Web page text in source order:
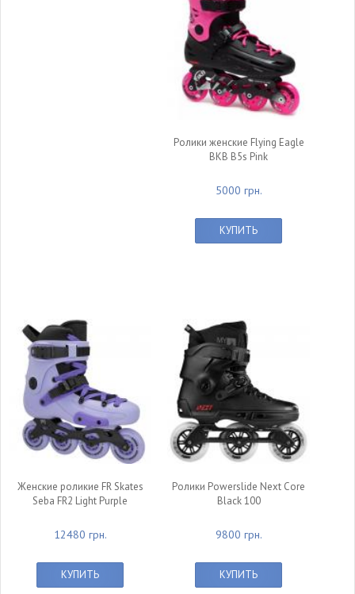
Ролики женские Flying Eagle
BKB B5s Pink
5000 грн.
КУПИТЬ
Женские роликие FR Skates
Seba FR2 Light Purple
12480 грн.
КУПИТЬ
Ролики Powerslide Next Core
Black 100
9800 грн.
КУПИТЬ